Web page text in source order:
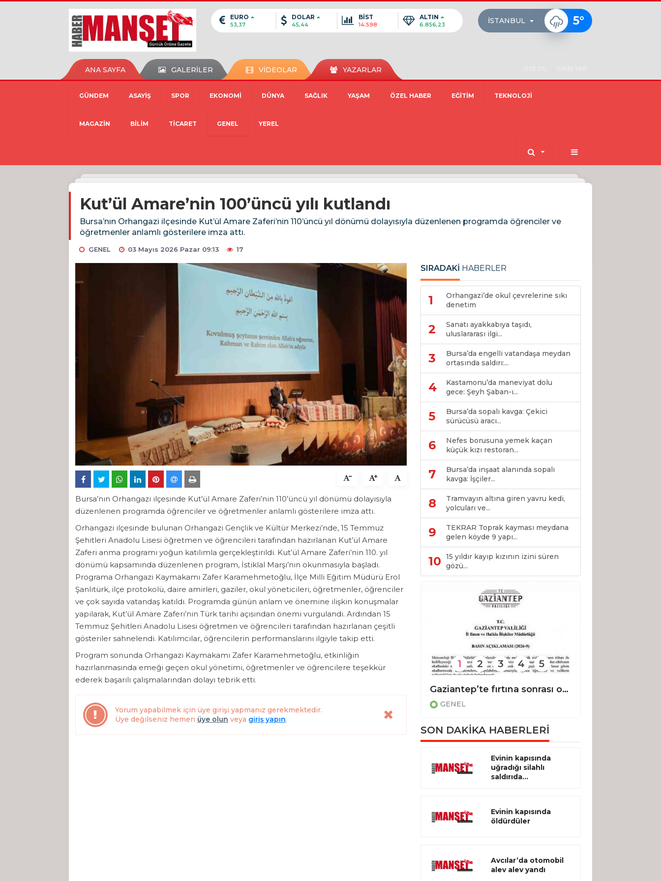
EURO
53,37
DOLAR
45,44
BİST
14.598
ALTIN
6.856,23 İSTANBUL 5°
ANA SAYFA GALERİLER VİDEOLAR YAZARLAR
GÜNDEM ASAYİŞ SPOR EKONOMİ DÜNYA SAĞLIK YAŞAM ÖZEL HABER EĞİTİM TEKNOLOJİ
MAGAZİN BİLİM TİCARET GENEL YEREL
Kut’ül Amare’nin 100’üncü yılı kutlandı
Bursa’nın Orhangazi ilçesinde Kut’ül Amare Zaferi’nin 110’üncü yıl dönümü dolayısıyla düzenlenen programda öğrenciler ve
öğretmenler anlamlı gösterilere imza attı.
GENEL 03 Mayıs 2026 Pazar 09:13 17
Bursa’nın Orhangazi ilçesinde Kut’ül Amare Zaferi’nin 110’üncü yıl dönümü dolayısıyla
düzenlenen programda öğrenciler ve öğretmenler anlamlı gösterilere imza attı.
Orhangazi ilçesinde bulunan Orhangazi Gençlik ve Kültür Merkezi’nde, 15 Temmuz
Şehitleri Anadolu Lisesi öğretmen ve öğrencileri tarafından hazırlanan Kut’ül Amare
Zaferi anma programı yoğun katılımla gerçekleştirildi. Kut’ül Amare Zaferi’nin 110. yıl
dönümü kapsamında düzenlenen program, İstiklal Marşı’nın okunmasıyla başladı.
Programa Orhangazi Kaymakamı Zafer Karamehmetoğlu, İlçe Milli Eğitim Müdürü Erol
Şanlıtürk, ilçe protokolü, daire amirleri, gaziler, okul yöneticileri, öğretmenler, öğrenciler
ve çok sayıda vatandaş katıldı. Programda günün anlam ve önemine ilişkin konuşmalar
yapılarak, Kut’ül Amare Zaferi’nin Türk tarihi açısından önemi vurgulandı. Ardından 15
Temmuz Şehitleri Anadolu Lisesi öğretmen ve öğrencileri tarafından hazırlanan çeşitli
gösteriler sahnelendi. Katılımcılar, öğrencilerin performanslarını ilgiyle takip etti.
Program sonunda Orhangazi Kaymakamı Zafer Karamehmetoğlu, etkinliğin
hazırlanmasında emeği geçen okul yönetimi, öğretmenler ve öğrencilere teşekkür
ederek başarılı çalışmalarından dolayı tebrik etti.
Yorum yapabilmek için üye girişi yapmanız gerekmektedir.
Üye değilseniz hemen üye olun veya giriş yapın.
SIRADAKİ HABERLER
1
Orhangazi’de okul çevrelerine sıkı
denetim
2
Sanatı ayakkabıya taşıdı,
uluslararası ilgi...
3
Bursa’da engelli vatandaşa meydan
ortasında saldırı:...
4
Kastamonu’da maneviyat dolu
gece: Şeyh Şaban-ı...
5
Bursa’da sopalı kavga: Çekici
sürücüsü aracı...
6
Nefes borusuna yemek kaçan
küçük kızı restoran...
7
Bursa’da inşaat alanında sopalı
kavga: İşçiler...
8
Tramvayın altına giren yavru kedi,
yolcuları ve...
9
TEKRAR Toprak kayması meydana
gelen köyde 9 yapı...
10
15 yıldır kayıp kızının izini süren
gözü...
Gaziantep’te fırtına sonrası okullar tatil edildi
GENEL
1 2 3 4 5
SON DAKİKA HABERLERİ
Evinin kapısında
uğradığı silahlı
saldırıda...
Evinin kapısında
öldürdüler
Avcılar’da otomobil
alev alev yandı